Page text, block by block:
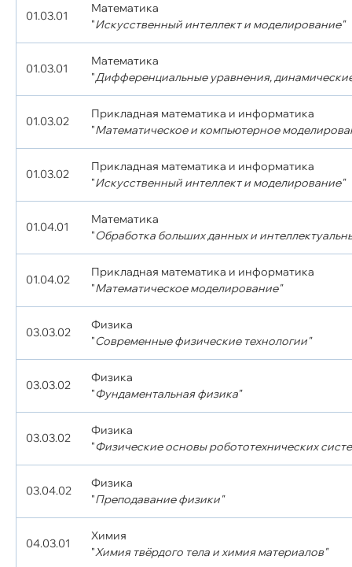
01.03.01
Математика
"Искусственный интеллект и моделирование"
01.03.01
Математика
"Дифференциальные уравнения,
01.03.02
Прикладная математика и информатика
"Математическое и компьютерное
01.03.02
Прикладная математика и информатика
"Искусственный интеллект и моделирование"
01.04.01
Математика
"Обработка больших данных и
01.04.02
Прикладная математика и информатика
"Математическое моделирование"
03.03.02
Физика
"Современные физические технологии"
03.03.02
Физика
"Фундаментальная физика"
03.03.02
Физика
"Физические основы робототехнических
03.04.02
Физика
"Преподавание физики"
04.03.01
Химия
"Химия твёрдого тела и химия материалов"